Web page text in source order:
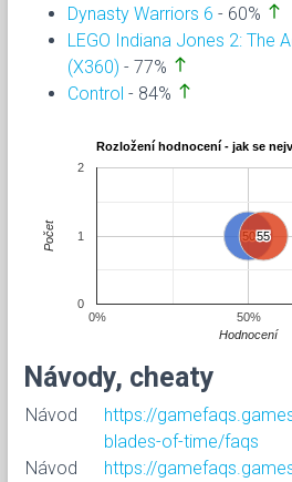
Dynasty Warriors 6 - 60% north
LEGO Indiana Jones 2: The
(X360) - 77% north
Control - 84% north
Rozložení hodnocení - jak se
50
5055
55
0% 50%
0
1
2
Hodnocení
Počet
Návody, cheaty
Návod
https://
blades-of-time/faqs
Návod
https://